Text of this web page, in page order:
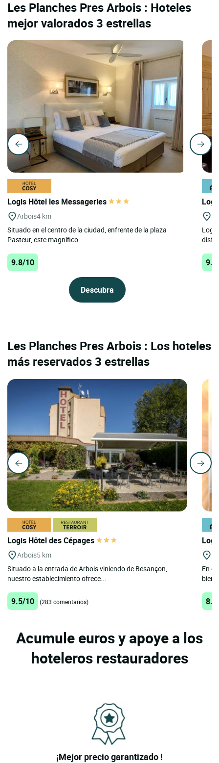
Les Planches Pres Arbois : Hoteles
mejor valorados 3 estrellas
Logis Hôtel les Messageries
Arbois4 km
Situado en el centro de la ciudad, enfrente de la plaza
Pasteur, este magnífico...
9.8/10
Descubra
Les Planches Pres Arbois : Los hoteles
más reservados 3 estrellas
Logis Hôtel des Cépages
Arbois5 km
Situado a la entrada de Arbois viniendo de Besançon,
nuestro establecimiento ofrece...
9.5/10 (283 comentarios)
En
Acumule euros y apoye a los
hoteleros restauradores
¡Mejor precio garantizado !